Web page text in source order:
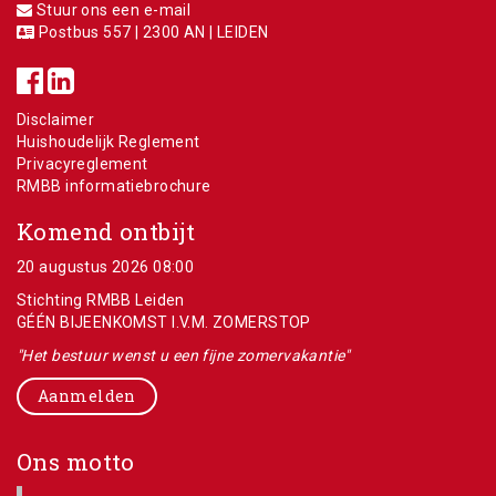
Stuur ons een e-mail
Postbus 557 | 2300 AN | LEIDEN
Disclaimer
Huishoudelijk Reglement
Privacyreglement
RMBB informatiebrochure
Komend ontbijt
20 augustus 2026 08:00
Stichting RMBB Leiden
GÉÉN BIJEENKOMST I.V.M. ZOMERSTOP
"Het bestuur wenst u een fijne zomervakantie"
Aanmelden
Ons motto